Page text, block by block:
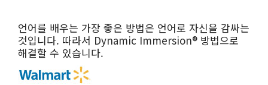
언어를 배우는 가장 좋은 방법은 언어로 자신을 감싸는
것입니다. 따라서 Dynamic Immersion® 방법으로
해결할 수 있습니다.